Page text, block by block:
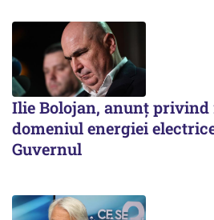
Ilie Bolojan, anunț
domeniul energiei
Guvernul